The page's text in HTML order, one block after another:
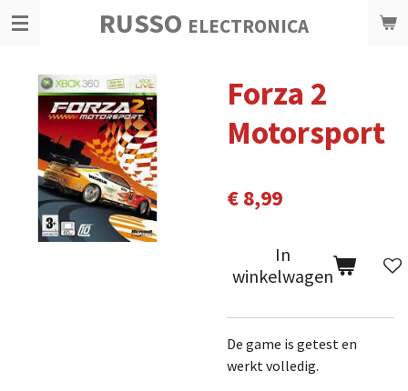
Ga
hoofdinhoud
RUSSO ELECTRONICA
Forza 2
Motorsport
€ 8,99
In
winkelwagen
De game is getest en
werkt volledig.